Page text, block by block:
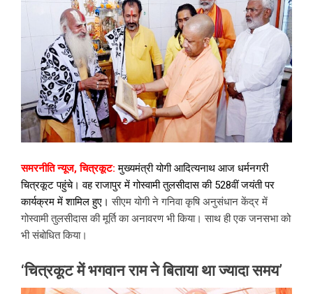
समरनीति न्यूज, चित्रकूट: मुख्यमंत्री योगी आदित्यनाथ आज धर्मनगरी
चित्रकूट पहुंचे। वह राजापुर में गोस्वामी तुलसीदास की 528वीं जयंती पर
कार्यक्रम में शामिल हुए। सीएम योगी ने गनिवा कृषि अनुसंधान केंद्र में
गोस्वामी तुलसीदास की मूर्ति का अनावरण भी किया। साथ ही एक जनसभा को
भी संबोधित किया।
‘चित्रकूट में भगवान राम ने बिताया था ज्यादा समय’